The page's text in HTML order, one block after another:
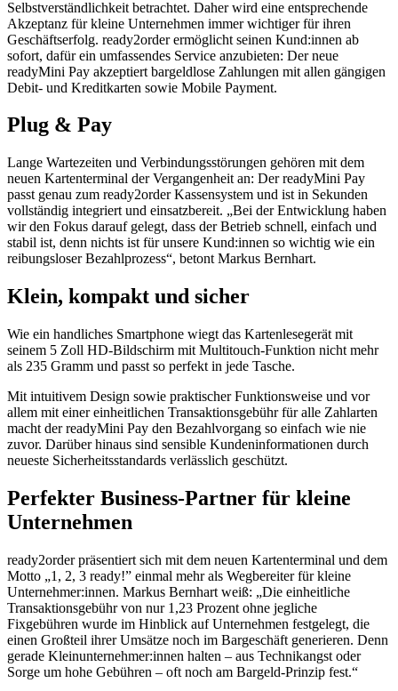
Selbstverständlichkeit betrachtet. Daher wird eine entsprechende
Akzeptanz für kleine Unternehmen immer wichtiger für ihren
Geschäftserfolg. ready2order ermöglicht seinen Kund:innen ab
sofort, dafür ein umfassendes Service anzubieten: Der neue
readyMini Pay akzeptiert bargeldlose Zahlungen mit allen gängigen
Debit- und Kreditkarten sowie Mobile Payment.
Plug & Pay
Lange Wartezeiten und Verbindungsstörungen gehören mit dem
neuen Kartenterminal der Vergangenheit an: DerreadyMini Pay
passt genau zum ready2order Kassensystem und ist in Sekunden
vollständig integriert und einsatzbereit. „Bei der Entwicklung haben
wir den Fokus darauf gelegt, dass der Betrieb schnell, einfach und
stabil ist, denn nichts ist für unsere Kund:innen so wichtig wie ein
reibungsloser Bezahlprozess“, betont Markus Bernhart.
Klein, kompakt und sicher
Wie ein handliches Smartphone wiegt das Kartenlesegerät mit
seinem 5 Zoll HD-Bildschirm mit Multitouch-Funktion nicht mehr
als 235 Gramm und passt so perfekt in jede Tasche.
Mit intuitivem Design sowie praktischer Funktionsweise und vor
allem mit einer einheitlichen Transaktionsgebühr für alle Zahlarten
macht derreadyMini Pay den Bezahlvorgang so einfach wie nie
zuvor. Darüber hinaus sind sensible Kundeninformationen durch
neueste Sicherheitsstandards verlässlich geschützt.
Perfekter Business-Partner für kleine
Unternehmen
ready2order präsentiert sich mit dem neuen Kartenterminal und dem
Motto „1, 2, 3 ready!” einmal mehr als Wegbereiter für kleine
Unternehmer:innen. Markus Bernhart weiß: „Die einheitliche
Transaktionsgebühr von nur 1,23 Prozent ohne jegliche
Fixgebühren wurde im Hinblick auf Unternehmen festgelegt, die
einen Großteil ihrer Umsätze noch im Bargeschäft generieren. Denn
gerade Kleinunternehmer:innen halten – aus Technikangst oder
Sorge um hohe Gebühren – oft noch am Bargeld-Prinzip fest.“